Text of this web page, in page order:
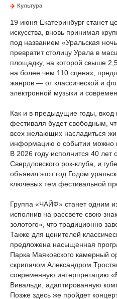
Культура
19 июня Екатеринбург станет
искусства, вновь принимая
под названием «Уральская
превратит столицу Урала в
площадку, на которой свыше
на более чем 110 сценах,
жанров — от классической и
электронной музыки и
Как и в предыдущие годы, вход
фестиваля будет свободным,
всех желающих насладиться
информацию о событии можно
В 2026 году исполнится 40 лет
Свердловского рок-клуба, и
объявил этот год Годом
ключевых тем фестивальной
Группа «ЧАЙФ» станет одним
исполнив на рассвете свою
золотого», что традиционно
Также для ценителей
предложена насыщенная
Парка Маяковского камерный
скрипачом Александром
современную интерпретацию
Вивальди, адаптированную
Позже здесь же пройдет